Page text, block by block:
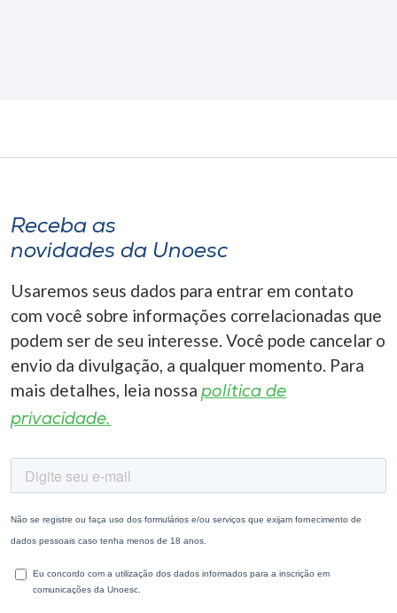
Receba as
novidades da Unoesc
Usaremos seus dados para entrar em contato
com você sobre informações correlacionadas que
podem ser de seu interesse. Você pode cancelar o
envio da divulgação, a qualquer momento. Para
mais detalhes, leia nossa política de
privacidade.